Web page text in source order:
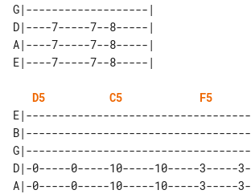
G|-------------------|
D|----7-----7--8-----|
A|----7-----7--8-----|
D5 C5
F5
E|-----------------------------------
B|-----------------------------------
G|-----------------------------------
D|-0-----0-----10-----10-----3-----3-
A|-0-----0-----10-----10-----3-----3-